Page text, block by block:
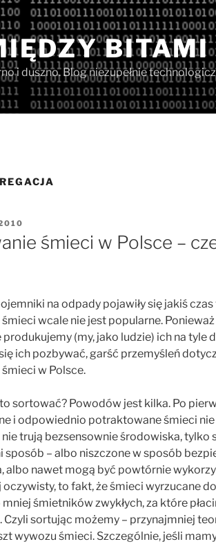
BITAMI
i duszno. Blog niezupełnie
śmieci w Polsce –
na odpady pojawiły się jakiś czas
wcale nie jest popularne.
produkujemy (my, jako ludzie) ich na tyle
ich pozbywać, garść przemyśleń
w Polsce.
sortować? Powodów jest kilka. Po
i odpowiednio potraktowane śmieci nie
trują bezsensownie środowiska, tylko
– albo niszczone w sposób
albo nawet mogą być powtórnie
oczywisty, to fakt, że śmieci wyrzucane
śmietników zwykłych, za które
Czyli sortując możemy – przynajmniej
wywozu śmieci. Szczególnie, jeśli